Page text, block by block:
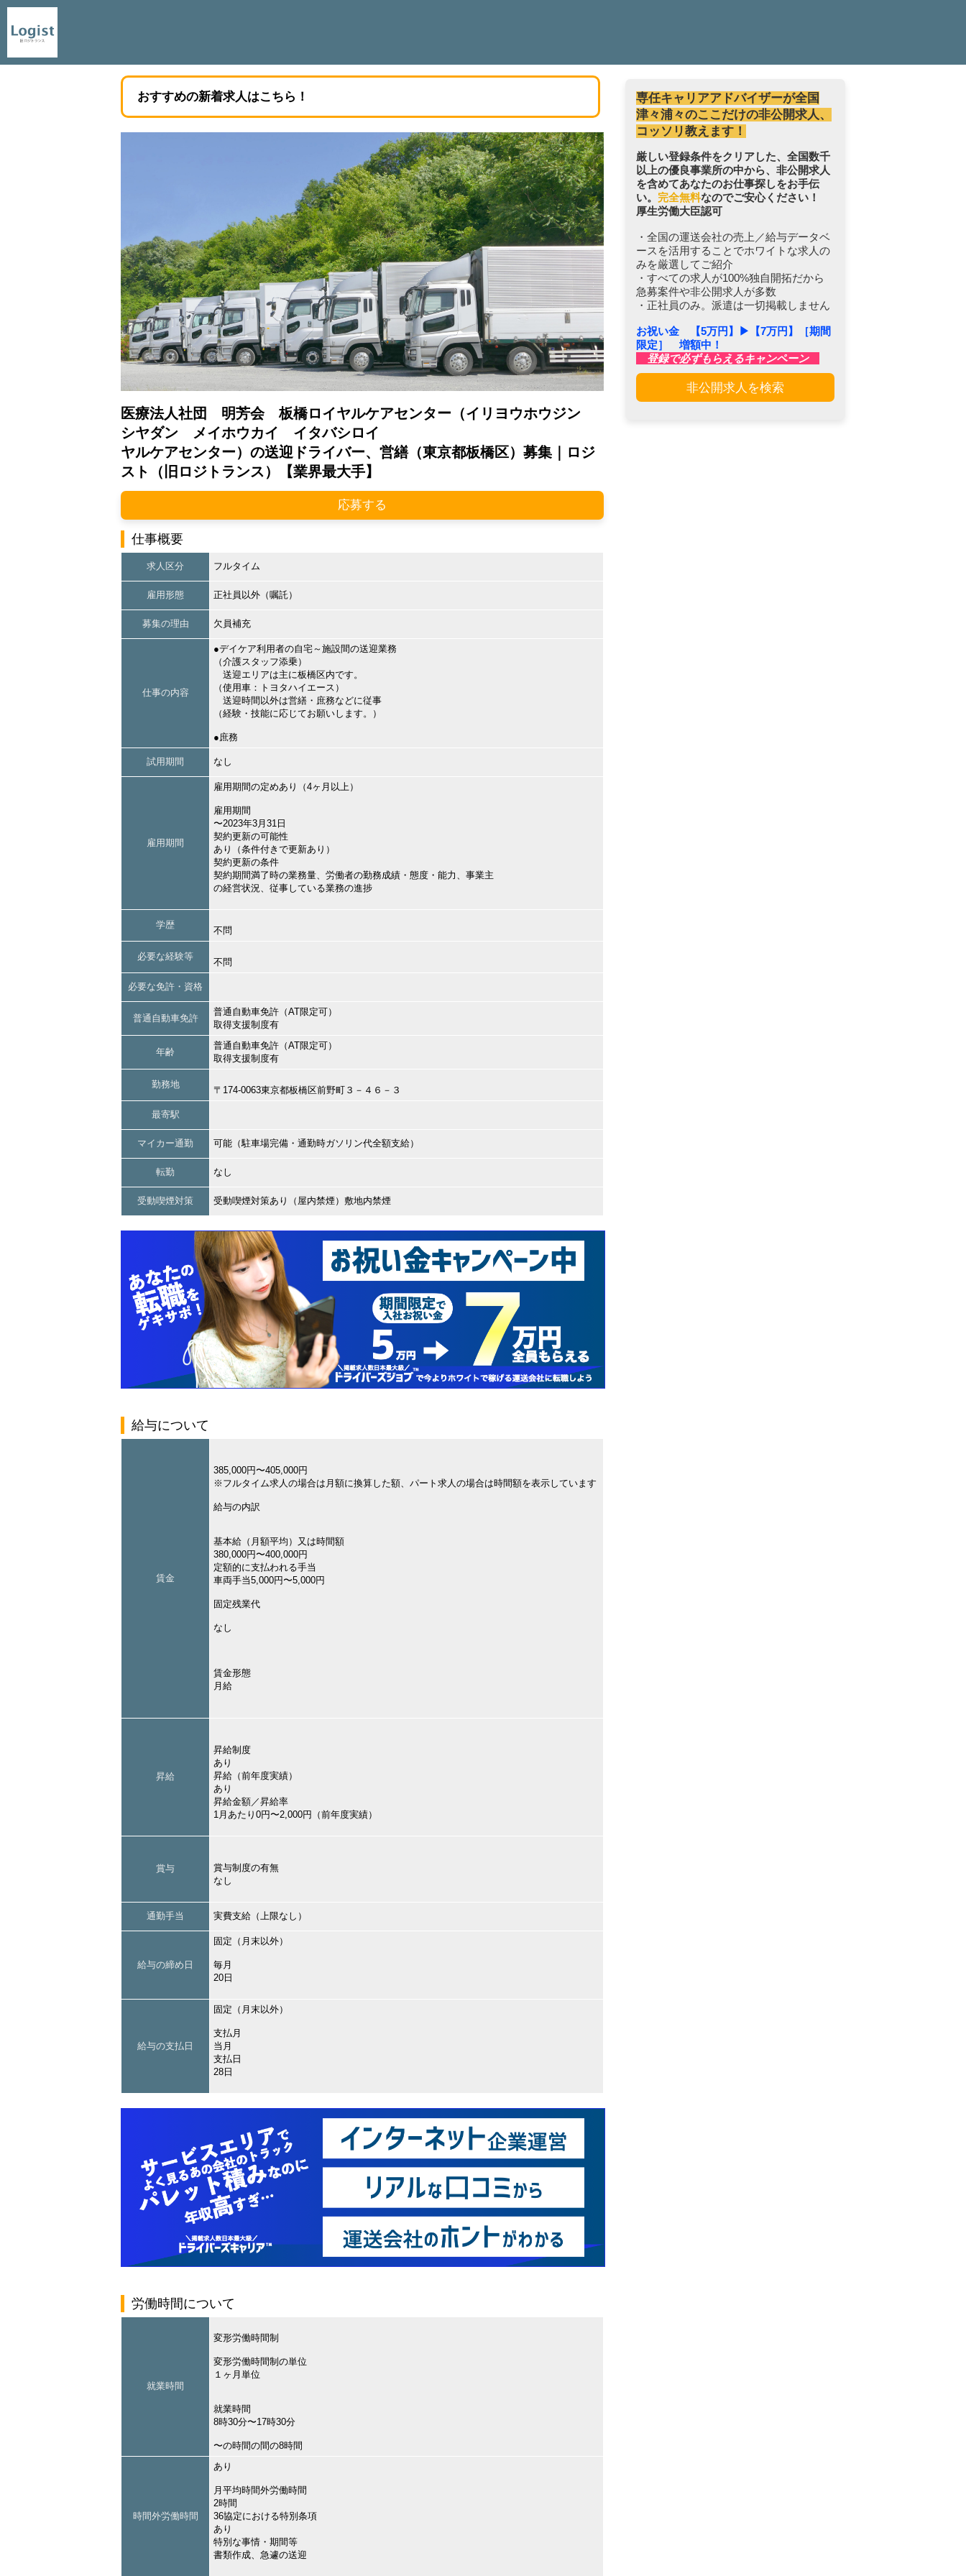
おすすめの新着求人はこちら！
医療法人社団 明芳会 板橋ロイヤルケアセンター（イリヨウホウジン
シヤダン メイホウカイ イタバシロイ
ヤルケアセンター）の送迎ドライバー、営繕（東京都板橋区）募集｜ロジ
スト（旧ロジトランス）【業界最大手】
応募する
仕事概要
求人区分 フルタイム
雇用形態 正社員以外（嘱託）
募集の理由 欠員補充
仕事の内容
●デイケア利用者の自宅～施設間の送迎業務
（介護スタッフ添乗）
送迎エリアは主に板橋区内です。
（使用車：トヨタハイエース）
送迎時間以外は営繕・庶務などに従事
（経験・技能に応じてお願いします。）
●庶務
試用期間 なし
雇用期間
雇用期間の定めあり（4ヶ月以上）
雇用期間
〜2023年3月31日
契約更新の可能性
あり（条件付きで更新あり）
契約更新の条件
契約期間満了時の業務量、労働者の勤務成績・態度・能力、事業主
の経営状況、従事している業務の進捗
学歴
不問
必要な経験等
不問
必要な免許・資格
普通自動車免許
普通自動車免許（AT限定可）
取得支援制度有
年齢
普通自動車免許（AT限定可）
取得支援制度有
勤務地
〒174-0063東京都板橋区前野町３－４６－３
最寄駅
マイカー通勤 可能（駐車場完備・通勤時ガソリン代全額支給）
転勤 なし
受動喫煙対策 受動喫煙対策あり（屋内禁煙）敷地内禁煙
給与について
賃金
385,000円〜405,000円
※フルタイム求人の場合は月額に換算した額、パート求人の場合は時間額を表示しています
給与の内訳
基本給（月額平均）又は時間額
380,000円〜400,000円
定額的に支払われる手当
車両手当5,000円〜5,000円
固定残業代
なし
賃金形態
月給
昇給
昇給制度
あり
昇給（前年度実績）
あり
昇給金額／昇給率
1月あたり0円〜2,000円（前年度実績）
賞与
賞与制度の有無
なし
通勤手当 実費支給（上限なし）
給与の締め日
固定（月末以外）
毎月
20日
給与の支払日
固定（月末以外）
支払月
当月
支払日
28日
労働時間について
就業時間
変形労働時間制
変形労働時間制の単位
１ヶ月単位
就業時間
8時30分〜17時30分
〜の時間の間の8時間
時間外労働時間
あり
月平均時間外労働時間
2時間
36協定における特別条項
あり
特別な事情・期間等
書類作成、急遽の送迎
専任キャリアアドバイザーが全国
津々浦々のここだけの非公開求人、
コッソリ教えます！
厳しい登録条件をクリアした、全国数千
以上の優良事業所の中から、非公開求人
を含めてあなたのお仕事探しをお手伝
い。 完全無料なのでご安心ください！
厚生労働大臣認可
・全国の運送会社の売上／給与データベ
ースを活用することでホワイトな求人の
みを厳選してご紹介
・すべての求人が100%独自開拓だから
急募案件や非公開求人が多数
・正社員のみ。派遣は一切掲載しません
お祝い金 【5万円】▶︎【7万円】［期間
限定］ 増額中！
登録で必ずもらえるキャンペーン
非公開求人を検索